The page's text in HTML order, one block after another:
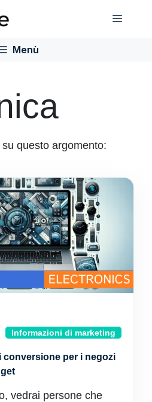
Menù
Menù
questo argomento:
Informazioni di marketing
conversione per i negozi
vedrai persone che